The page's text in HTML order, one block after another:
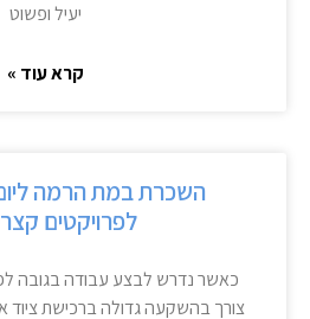
יעיל ופשוט
קרא עוד »
השכרת במת הרמה ליום
לפרויקטים
כאשר נדרש לבצע עבודה בגובה
צורך בהשקעה גדולה ברכישת ציוד